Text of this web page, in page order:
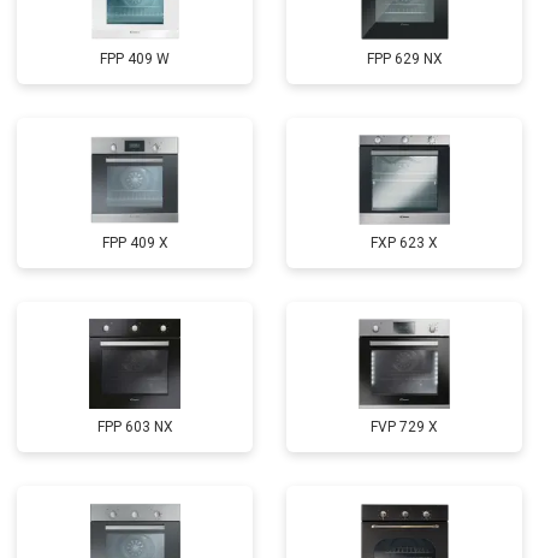
FPP 409 W FPP 629 NX
FPP 409 X FXP 623 X
FPP 603 NX FVP 729 X